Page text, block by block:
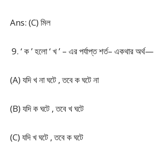
Ans: (C) মিল
‘ ক ’ হলো ‘ খ ’ – এর পর্যাপ্ত শর্ত– একথার অর্থ—
(A) যদি খ না ঘটে , তবে ক ঘটে না
(B) যদি ক ঘটে , তবে খ ঘটে
(C) যদি খ ঘটে , তবে ক ঘটে